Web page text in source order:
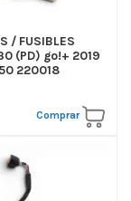
/ FUSIBLES
(PD) go!+ 2019
220018
Comprar